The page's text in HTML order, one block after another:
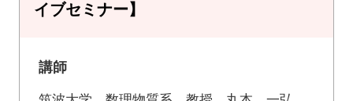
イブセミナー】
講師